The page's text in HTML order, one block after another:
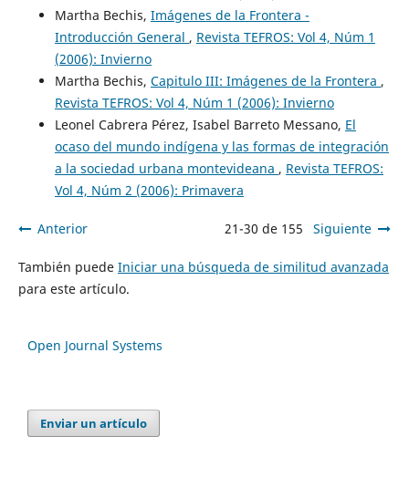
Martha Bechis, Imágenes de la Frontera -
Introducción General , Revista TEFROS: Vol 4, Núm 1
(2006): Invierno
Martha Bechis, Capitulo III: Imágenes de la Frontera ,
Revista TEFROS: Vol 4, Núm 1 (2006): Invierno
Leonel Cabrera Pérez, Isabel Barreto Messano, El
ocaso del mundo indígena y las formas de integración
a la sociedad urbana montevideana , Revista TEFROS:
Vol 4, Núm 2 (2006): Primavera
Anterior 21-30 de 155 Siguiente
También puede Iniciar una búsqueda de similitud avanzada
para este artículo.
Open Journal Systems
Enviar un artículo